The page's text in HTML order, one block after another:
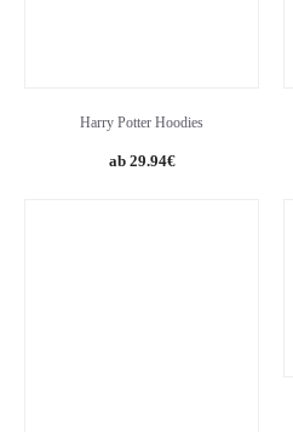
Harry Potter Hoodies
29.94€